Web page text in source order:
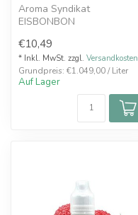
Aroma Syndikat
EISBONBON
Kühles Eisbonbon – der
Klassiker
€10,49
* Inkl. MwSt. zzgl. Versandkosten
Grundpreis: €1.049,00 / Liter
Auf Lager